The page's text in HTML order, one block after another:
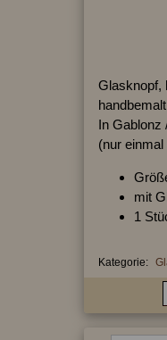
Glasknopf,
handbemalt
In Gablonz
(nur einmal
mit
1
Kategorie: